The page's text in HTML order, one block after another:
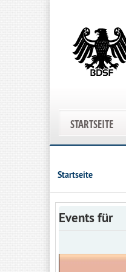
STARTSEITE
Startseite
Events für